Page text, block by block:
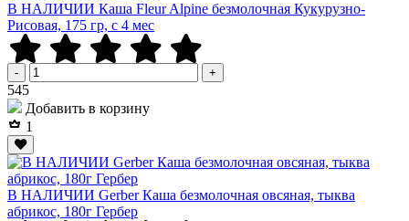
В НАЛИЧИИ Каша Fleur Alpine безмолочная Кукурузно-
Рисовая, 175 гр, с 4 мес
- +
545Р
Добавить в корзину
1
В НАЛИЧИИ Gerber Каша безмолочная овсяная, тыква
абрикос, 180г Гербер